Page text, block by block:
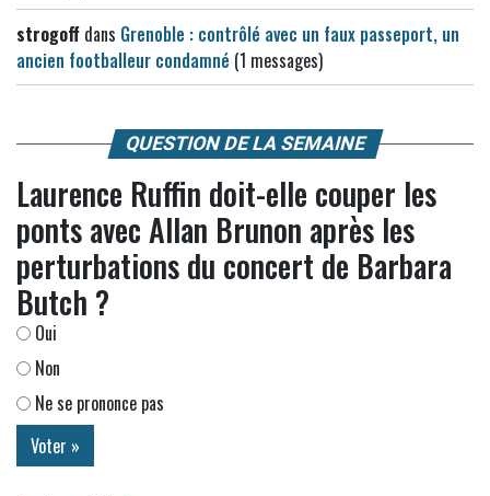
strogoff dans Grenoble : contrôlé avec un faux passeport, un
ancien footballeur condamné (1 messages)
QUESTION DE LA SEMAINE
Laurence Ruffin doit-elle couper les
ponts avec Allan Brunon après les
perturbations du concert de Barbara
Butch ?
Oui
Non
Ne se prononce pas